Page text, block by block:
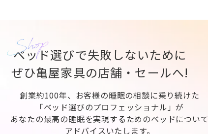
ベッド選びで失敗しないために
ぜひ亀屋家具の店舗・セールへ!
創業約100年、お客様の睡眠の相談に乗り続けた
「ベッド選びのプロフェッショナル」が
あなたの最高の睡眠を実現するためのベッドについて
アドバイスいたします。